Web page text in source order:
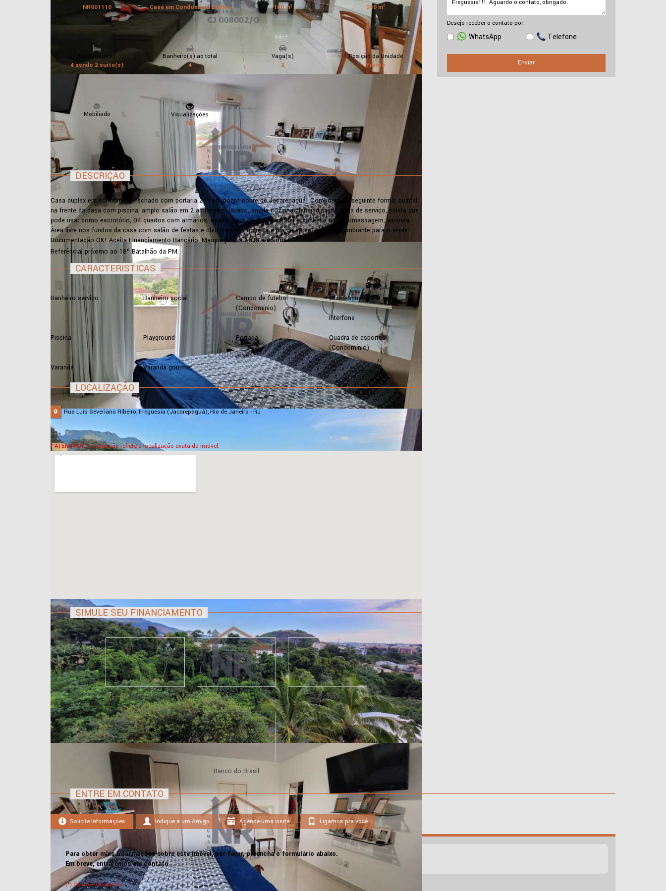
NR001110
Casa em Condomínio Duplex
180 m²
240 m²
Dormitório(s)
4 sendo 2 suíte(s)
Banheiro(s) ao total
4
Vaga(s)
2
Posição da Unidade
Frente
Mobiliado
Visualizações
765
DESCRIÇÃO
Casa duplex em condomínio fechado com portaria 24h em ponto nobre de Jacarepaguá! Composta da seguinte forma: quintal
na frente da casa com piscina, amplo salão em 2 ambientes, lavabo, ampla cozinha planejadíssima, área de serviço, saleta que
pode usar como escrotório, 04 quartos com armários, sendo 2 suítes, 1 com closet e banheira de hidromassagem, varanda.
Área livre nos fundos da casa com salão de festas e churrasqueira coberta e pia de apoio! vista deslumbrante para o verde!
Documentação OK! Aceita Financiamento Bancário. Marque já sua visita e confira!
Referência: próximo ao 18º Batalhão da PM.
CARACTERÍSTICAS
Banheiro serviço Banheiro social
Campo de futebol
(Condomínio)
Churrasqueira
Interfone
Piscina Playground Portaria
Quadra de esportes
(Condomínio)
Varanda Varanda gourmet
LOCALIZAÇÃO
Rua Luís Severiano Ribeiro, Freguesia (Jacarepaguá), Rio de Janeiro - RJ
* ATENÇÃO! O mapa não reflete a localização exata do imóvel.
SIMULE SEU FINANCIAMENTO
Bradesco Caixa Santander
Banco do Brasil
Desejo receber o contato por:
WhatsApp Telefone
Enviar
ENTRE EM CONTATO
Solicite Informações Indique a um Amigo Agende uma visita Ligamos pra você
Para obter mais informações sobre este imóvel, por favor, preencha o formulário abaixo.
Em breve, entraremos em contato
(*) Campos Obrigatórios